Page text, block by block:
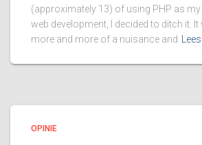
(approximately 13) of using PHP as
web development, I decided to ditch it.
more and more of a nuisance and
OPINIE